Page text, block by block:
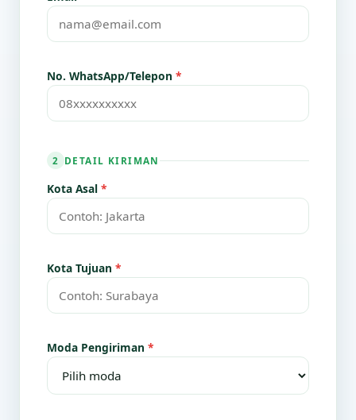
No. WhatsApp/Telepon *
2 DETAIL KIRIMAN
Kota Asal *
Kota Tujuan *
Moda Pengiriman *